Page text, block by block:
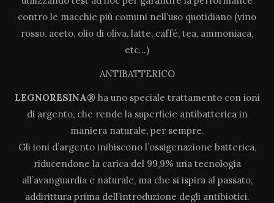
contro le macchie più comuni nell’uso quotidiano (vino
rosso, aceto, olio di oliva, latte, caffè, tea, ammoniaca,
etc…)
ANTIBATTERICO
LEGNORESINA® ha uno speciale trattamento con ioni
di argento, che rende la superficie antibatterica in
maniera naturale, per sempre.
Gli ioni d’argento inibiscono l’ossigenazione batterica,
riducendone la carica del 99,9% una tecnologia
all’avanguardia e naturale, ma che si ispira al passato,
addirittura prima dell’introduzione degli antibiotici.